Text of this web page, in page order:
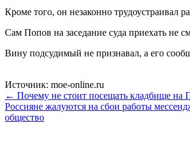
Кроме того, он незаконно трудоустраивал
Сам Попов на заседание суда приехать не
Вину подсудимый не признавал, а его
Источник: moe-online.ru
← Почему не стоит посещать кладбище на
Россияне жалуются на сбои работы
общество